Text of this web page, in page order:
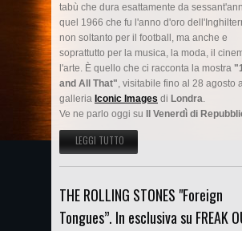
tabù che dura esattamente da
quel 1966 che fu l'anno d'oro
non soltanto per il football, ma anche e
soprattutto per la musica, la moda, il
l'arte. È quello che ci racconta la mostra
and All That", visitabile fino al 28 agosto
galleria Iconic Images di Londra.
Ve ne parlo oggi su Il Venerdì di
LEGGI TUTTO SU LA SWINGING LONDON IN
REPUBBLICA
THE ROLLING STONES "Foreign
Tongues”. In esclusiva su FREAK